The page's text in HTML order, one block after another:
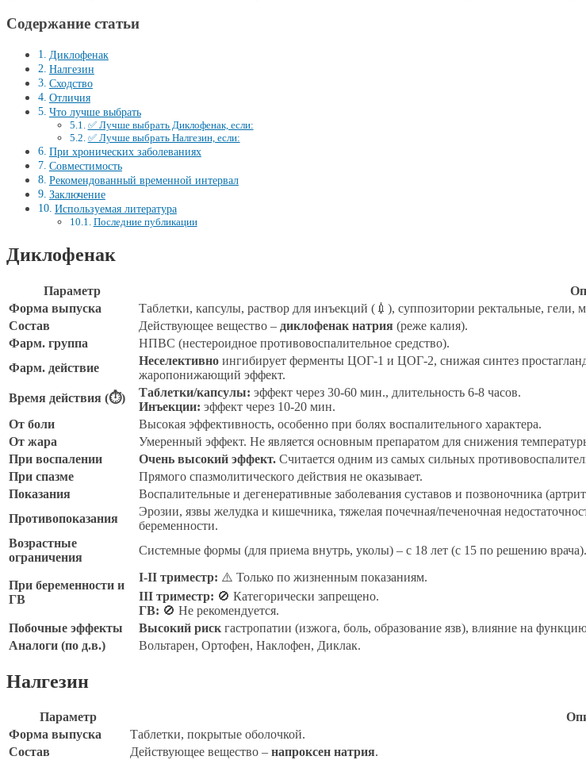
Содержание статьи
Диклофенак
Налгезин
Сходство
Отличия
Что лучше выбрать
✅ Лучше выбрать Диклофенак, если:
✅ Лучше выбрать Налгезин, если:
При хронических заболеваниях
Совместимость
Рекомендованный временной интервал
Заключение
Используемая литература
Последние публикации
Диклофенак
Параметр
Форма выпуска
Таблетки, капсулы, раствор для инъекций (💉), суппозитории ректальные, гели,
Состав
Действующее вещество – диклофенак натрия (реже калия).
Фарм. группа
НПВС (нестероидное противовоспалительное средство).
Фарм. действие
Неселективно ингибирует ферменты ЦОГ-1 и ЦОГ-2, снижая синтез
жаропонижающий эффект.
Время действия (⏱)
Таблетки/капсулы: эффект через 30-60 мин., длительность 6-8 часов.
Инъекции: эффект через 10-20 мин.
От боли
Высокая эффективность, особенно при болях воспалительного характера.
От жара
Умеренный эффект. Не является основным препаратом для снижения
При воспалении
Очень высокий эффект. Считается одним из самых сильных
При спазме
Прямого спазмолитического действия не оказывает.
Показания
Воспалительные и дегенеративные заболевания суставов и позвоночника
Противопоказания
Эрозии, язвы желудка и кишечника, тяжелая почечная/печеночная
беременности.
Возрастные
ограничения
Системные формы (для приема внутрь, уколы) – с 18 лет (с 15 по решению врача).
При беременности и
ГВ
I-II триместр: ⚠️ Только по жизненным показаниям.
III триместр: 🚫 Категорически запрещено.
ГВ: 🚫 Не рекомендуется.
Побочные эффекты
Высокий риск гастропатии (изжога, боль, образование язв), влияние на
Аналоги (по д.в.)
Вольтарен, Ортофен, Наклофен, Диклак.
Налгезин
Параметр
Форма выпуска
Таблетки, покрытые оболочкой.
Состав
Действующее вещество – напроксен натрия.